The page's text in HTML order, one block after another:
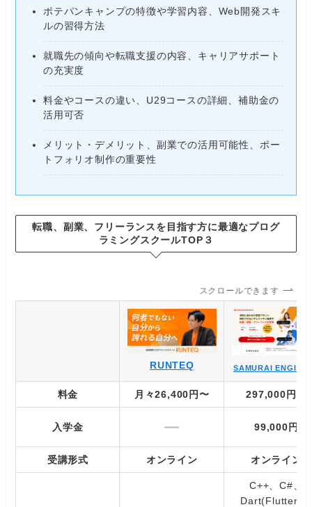
ポテパンキャンプの特徴や学習内容、Web開発スキ
ルの習得方法
就職先の傾向や転職支援の内容、キャリアサポート
の充実度
料金やコースの違い、U29コースの詳細、補助金の
活用可否
メリット・デメリット、副業での活用可能性、ポー
トフォリオ制作の重要性
転職、副業、フリーランスを目指す方に最適なプログ
ラミングスクールTOP３
スクロールできます
RUNTEQ SAMURAI
料金 月々26,400円〜 297,000円～
入学金 99,000円
受講形式 オンライン オンライン
C++、C#、
Dart(Flutter)、